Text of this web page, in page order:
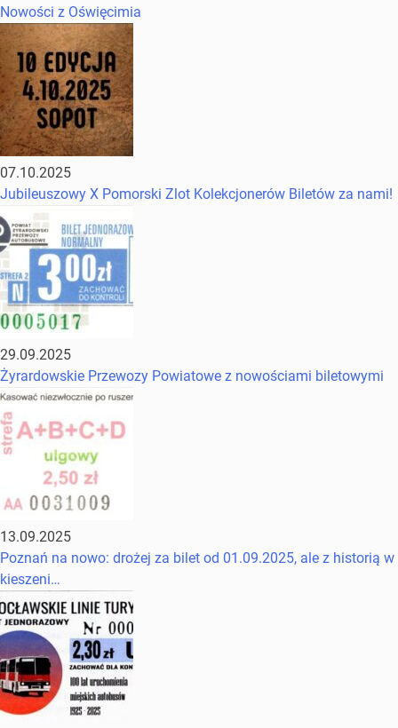
Nowości z Oświęcimia
07.10.2025
Jubileuszowy X Pomorski Zlot Kolekcjonerów Biletów za nami!
29.09.2025
Żyrardowskie Przewozy Powiatowe z nowościami biletowymi
13.09.2025
Poznań na nowo: drożej za bilet od 01.09.2025, ale z historią w
kieszeni…